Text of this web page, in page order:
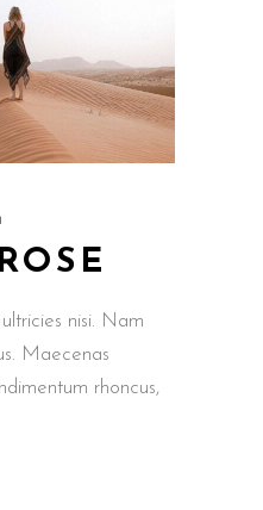
nisi. Nam
Maecenas
rhoncus,